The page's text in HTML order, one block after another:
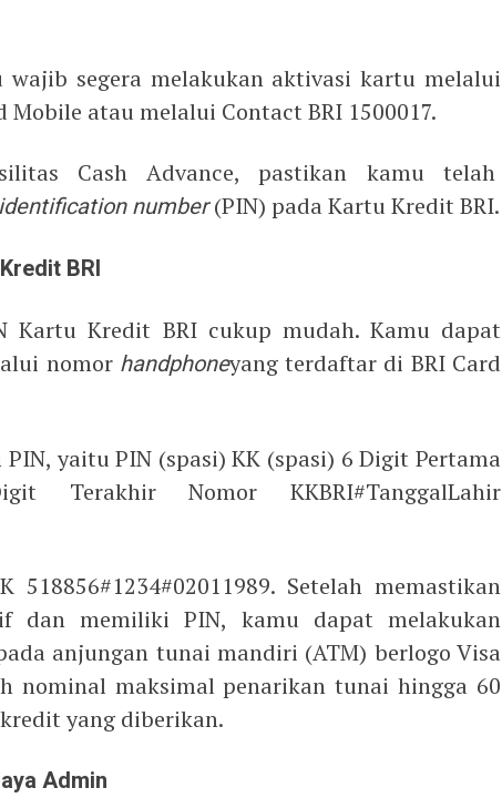
segera melakukan aktivasi kartu melalui
Mobile atau melalui Contact BRI 1500017.
Cash Advance, pastikan kamu telah
number(PIN) pada Kartu Kredit BRI.
BRI
Kartu Kredit BRI cukup mudah. Kamu dapat
nomor handphoneyang terdaftar di BRI Card
yaitu PIN (spasi) KK (spasi) 6 Digit Pertama
Terakhir Nomor KKBRI#TanggalLahir
Setelah memastikan
dan memiliki PIN, kamu dapat melakukan
anjungan tunai mandiri (ATM) berlogo Visa
nominal maksimal penarikan tunai hingga 60
yang diberikan.
Admin